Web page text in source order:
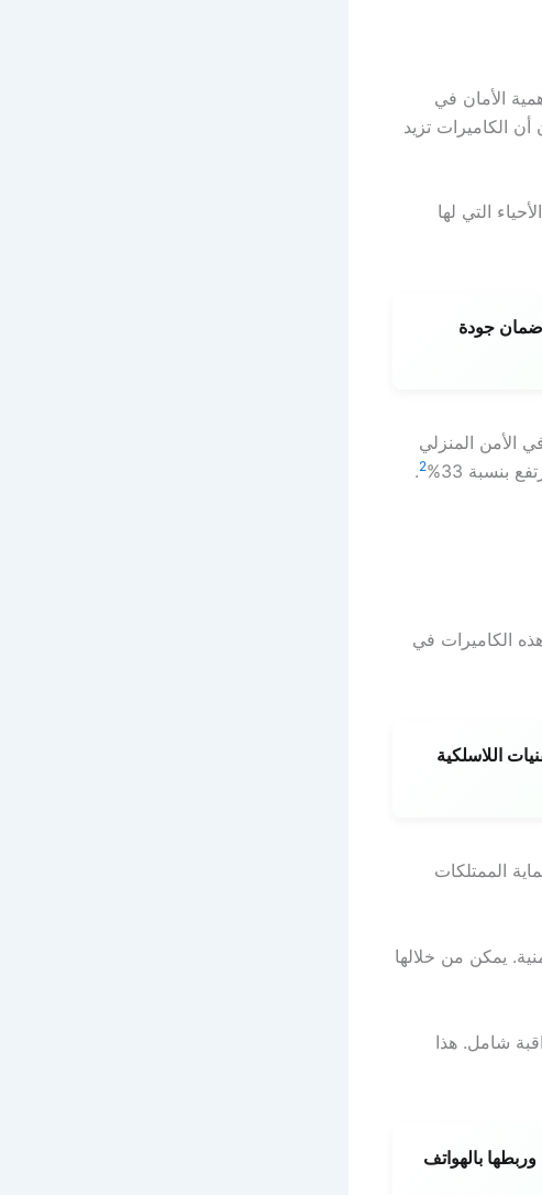
الأمان في
يعتقدون أن الكاميرات تزيد
التي لها
جودة
الأمن المنزلي
33%
2
.
الكاميرات في
اللاسلكية
الممتلكات
يمكن من خلالها
شامل. هذا
بالهواتف